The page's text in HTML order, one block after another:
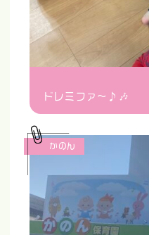
ドレミファ〜♪🎶
かのん